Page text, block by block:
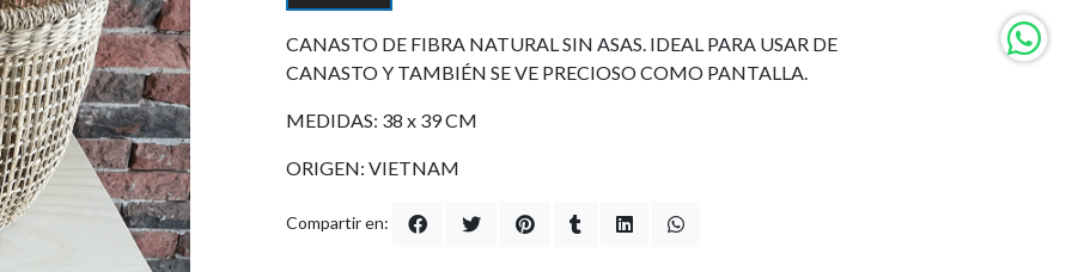
CANASTO DE FIBRA NATURAL SIN ASAS. IDEAL PARA USAR DE
CANASTO Y TAMBIÉN SE VE PRECIOSO COMO PANTALLA.
MEDIDAS: 38 x 39 CM
ORIGEN: VIETNAM
Compartir en: